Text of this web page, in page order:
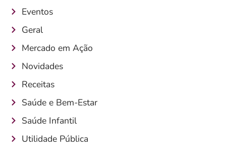
Eventos
Geral
Mercado em Ação
Novidades
Receitas
Saúde e Bem-Estar
Saúde Infantil
Utilidade Pública